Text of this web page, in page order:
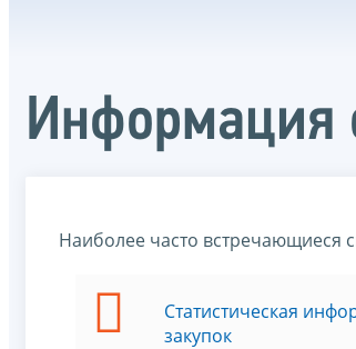
Информация
Наиболее часто встречающиеся
Статистическая
закупок